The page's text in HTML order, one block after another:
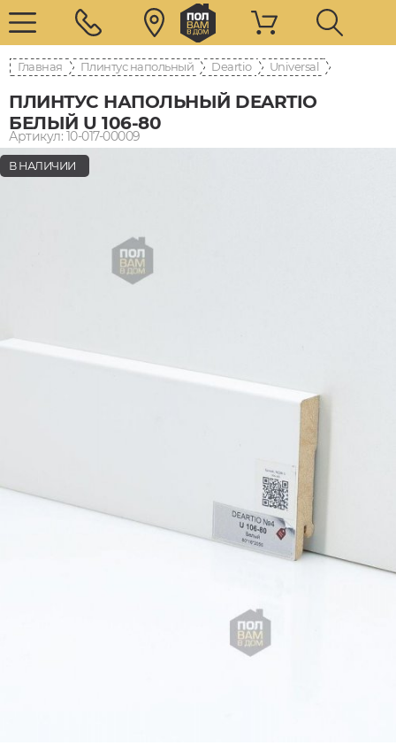
Главная Плинтус напольный Deartio Universal
ПЛИНТУС НАПОЛЬНЫЙ DEARTIO
БЕЛЫЙ U 106-80
Артикул: 10-017-00009
В НАЛИЧИИ